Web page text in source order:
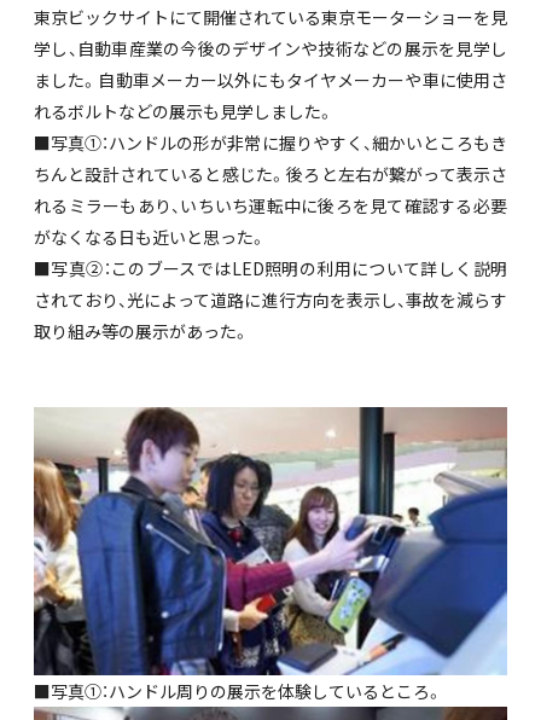
東京ビックサイトにて開催されている東京モーターショーを見
学し、自動車産業の今後のデザインや技術などの展示を見学し
ました。自動車メーカー以外にもタイヤメーカーや車に使用さ
れるボルトなどの展示も見学しました。
■写真①：ハンドルの形が非常に握りやすく、細かいところもき
ちんと設計されていると感じた。後ろと左右が繋がって表示さ
れるミラーもあり、いちいち運転中に後ろを見て確認する必要
がなくなる日も近いと思った。
■写真②：このブースではLED照明の利用について詳しく説明
されており、光によって道路に進行方向を表示し、事故を減らす
取り組み等の展示があった。
■写真①：ハンドル周りの展示を体験しているところ。